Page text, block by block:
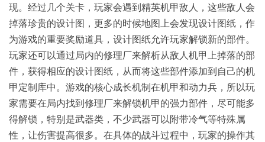
现。经过几个关卡，玩家会遇到精英机甲敌人，这些敌人会
掉落珍贵的设计图，更多的时候地图上会发现设计图纸，作
为游戏的重要奖励道具，设计图纸允许玩家解锁新的部件。
玩家还可以通过局内的修理厂来解析从敌人机甲上掉落的部
件，获得相应的设计图纸，从而将这些部件添加到自己的机
甲定制库中。游戏的核心成长机制在机甲和动力兵，所以玩
家需要在局内找到修理厂来解锁机甲的强力部件，尽可能多
得解锁，特别是武器类，不少武器可以附带冷气等特殊属
性，让伤害提高很多。在具体的战斗过程中，玩家的操作其